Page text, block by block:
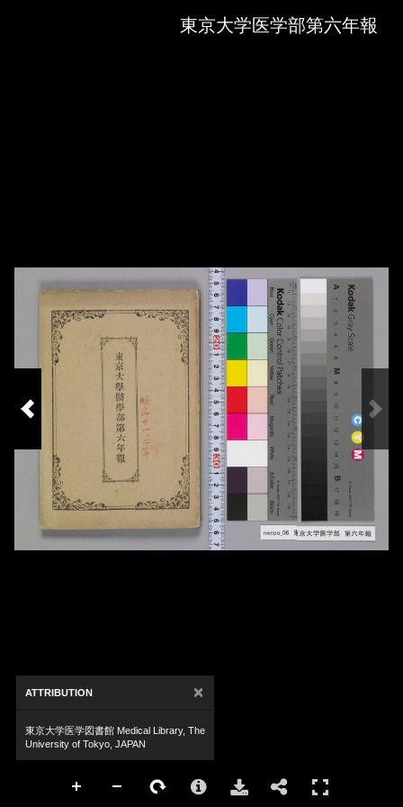
東京大学医学部第六年報
ATTRIBUTION ×
東京大学医学図書館 Medical Library, The
University of Tokyo, JAPAN